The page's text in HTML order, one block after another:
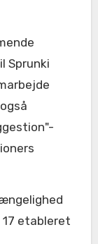
Sprunki
17 etableret